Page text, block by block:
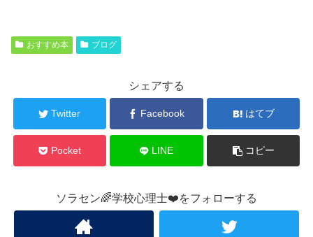
おすすめ本 ブログ
シェアする
Twitter Facebook はてブ
Pocket LINE コピー
ソラセン🌈学校心理士❤️をフォローする